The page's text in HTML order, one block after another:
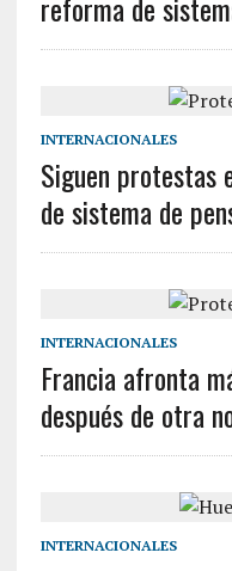
INTERNACIONALES
Siguen protestas
de sistema de
INTERNACIONALES
Francia afronta
después de otra
INTERNACIONALES